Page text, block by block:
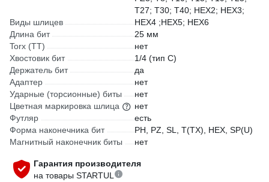
Виды шлицев
T27; T30; T40; HEX2; HEX3;
HEX4 ;HEX5; HEX6
Длина бит
25 мм
Torx (TT)
нет
Хвостовик бит
1/4 (тип С)
Держатель бит
да
Адаптер
нет
Ударные (торсионные) биты
нет
Цветная маркировка шлица
нет
Футляр
есть
Форма наконечника бит
PH, PZ, SL, T(TX), HEX, SP(U)
Магнитный наконечник биты
нет
Гарантия производителя
на товары STARTUL